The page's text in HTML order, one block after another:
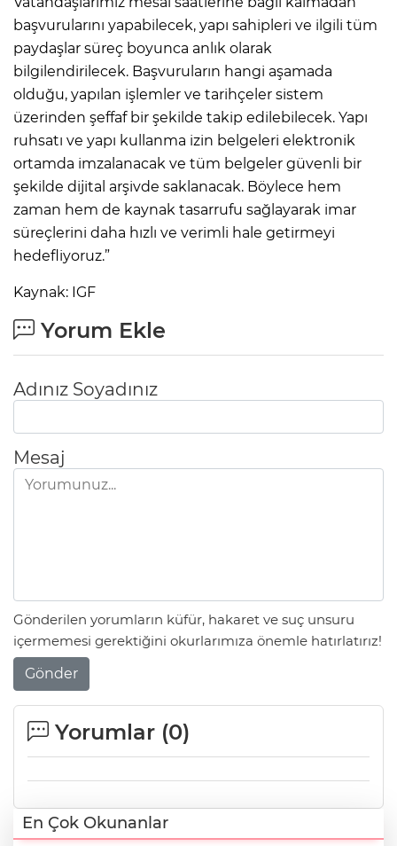
başvurularını yapabilecek, yapı sahipleri ve ilgili tüm
paydaşlar süreç boyunca anlık olarak
bilgilendirilecek. Başvuruların hangi aşamada
olduğu, yapılan işlemler ve tarihçeler sistem
üzerinden şeffaf bir şekilde takip edilebilecek. Yapı
ruhsatı ve yapı kullanma izin belgeleri elektronik
ortamda imzalanacak ve tüm belgeler güvenli bir
şekilde dijital arşivde saklanacak. Böylece hem
zaman hem de kaynak tasarrufu sağlayarak imar
süreçlerini daha hızlı ve verimli hale getirmeyi
hedefliyoruz.”
Kaynak: IGF
Yorum Ekle
Adınız Soyadınız
Mesaj
Gönderilen yorumların küfür, hakaret ve suç unsuru
içermemesi gerektiğini okurlarımıza önemle hatırlatırız!
Gönder
Yorumlar (0)
En Çok Okunanlar